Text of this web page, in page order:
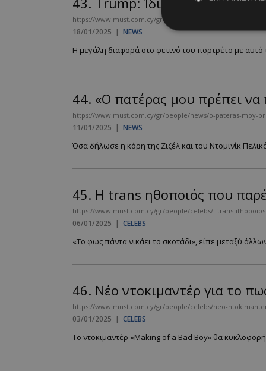
https://www.must.com.cy/gr/people/news/trump-idio-me-
18/01/2025 | NEWS
Η μεγάλη διαφορά στο φετινό του πορτρέτο με αυτό
44. «Ο πατέρας μου πρέπει να
https://www.must.com.cy/gr/people/news/o-pateras-moy-
11/01/2025 | NEWS
Όσα δήλωσε η κόρη της Ζιζέλ και του Ντομινίκ
45. Η trans ηθοποιός που
https://www.must.com.cy/gr/people/celebs/i-trans-
06/01/2025 | CELEBS
«Το φως πάντα νικάει το σκοτάδι», είπε μεταξύ
46. Νέο ντοκιμαντέρ για τo
https://www.must.com.cy/gr/people/celebs/neo-
03/01/2025 | CELEBS
Το ντοκιμαντέρ «Making of a Bad Boy» θα
Ονοματεπώνυμο
_scc_session